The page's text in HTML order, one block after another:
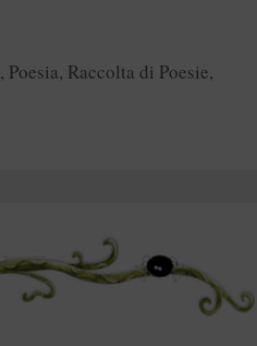
, Poesia, Raccolta di Poesie,